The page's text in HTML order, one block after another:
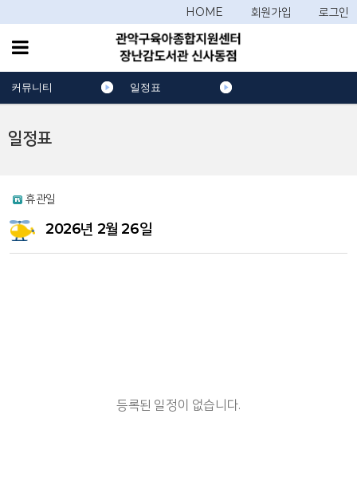
HOME 회원가입 로그인
일정표
커뮤니티 일정표
휴관일
2026년 2월 26일
등록된 일정이 없습니다.